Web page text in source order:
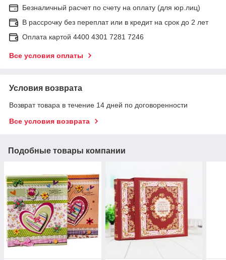
Безналичный расчет по счету на оплату (для юр.лиц)
В рассрочку без переплат или в кредит на срок до 2 лет
Оплата картой 4400 4301 7281 7246
Все условия оплаты
Условия возврата
Возврат товара в течение 14 дней по договоренности
Все условия возврата
Подобные товары компании